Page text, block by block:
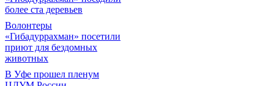
более ста деревьев
Волонтеры
«Гибадуррахман» посетили
приют для бездомных
животных
В Уфе прошел пленум